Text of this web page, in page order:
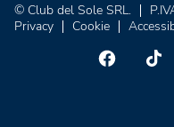
© Club del Sole SRL.
Privacy
Cookie